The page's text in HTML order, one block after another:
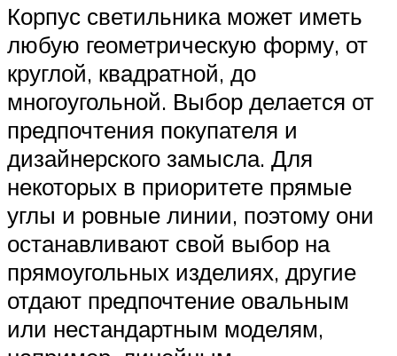
Корпус светильника может иметь
любую геометрическую форму, от
круглой, квадратной, до
многоугольной. Выбор делается от
предпочтения покупателя и
дизайнерского замысла. Для
некоторых в приоритете прямые
углы и ровные линии, поэтому они
останавливают свой выбор на
прямоугольных изделиях, другие
отдают предпочтение овальным
или нестандартным моделям,